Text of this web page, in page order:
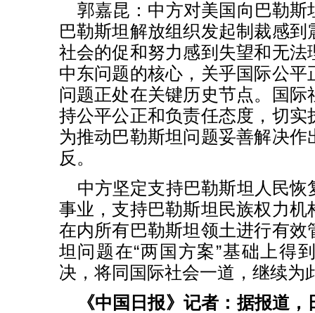
郭嘉昆：中方对美国向巴勒
巴勒斯坦解放组织发起制裁感
社会的促和努力感到失望和无法
中东问题的核心，关乎国际公
问题正处在关键历史节点。国
持公平公正和负责任态度，切实
为推动巴勒斯坦问题妥善解决
反。
中方坚定支持巴勒斯坦人民
事业，支持巴勒斯坦民族权力机
在内所有巴勒斯坦领土进行有效
坦问题在“两国方案”基础上得
决，将同国际社会一道，继续为
《中国日报》记者：据报道